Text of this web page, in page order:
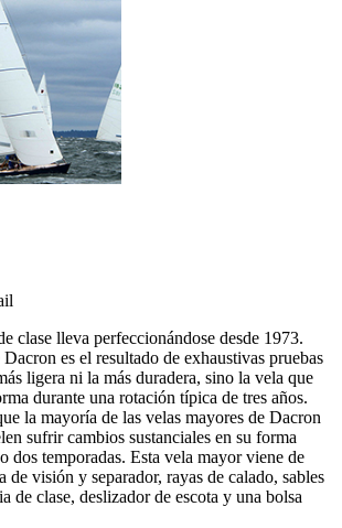
clase lleva perfeccionándose desde 1973.
es el resultado de exhaustivas pruebas
ligera ni la más duradera, sino la vela que
durante una rotación típica de tres años.
la mayoría de las velas mayores de Dacron
sufrir cambios sustanciales en su forma
dos temporadas. Esta vela mayor viene de
de visión y separador, rayas de calado, sables
de clase, deslizador de escota y una bolsa